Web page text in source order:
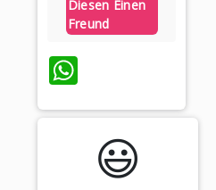
Diesen Einen
Freund
WhatsApp
😃️